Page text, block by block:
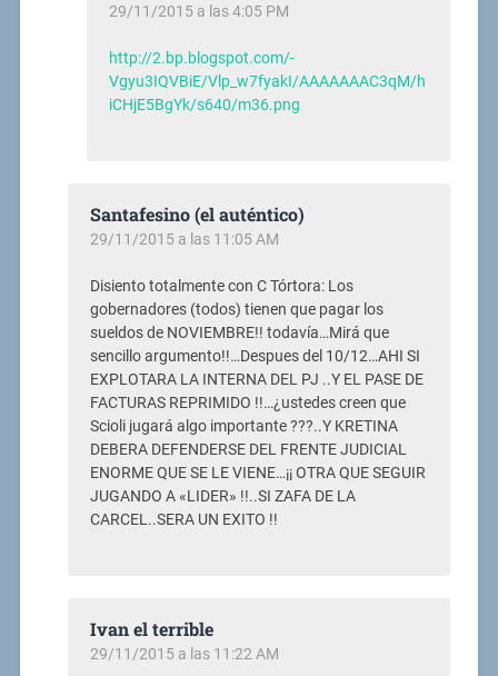
29/11/2015 a las 4:05 PM
http://2.bp.blogspot.com/-
Vgyu3IQVBiE/Vlp_w7fyakI/AAAAAAAC3qM/h
iCHjE5BgYk/s640/m36.png
Santafesino (el auténtico)
29/11/2015 a las 11:05 AM
Disiento totalmente con C Tórtora: Los
gobernadores (todos) tienen que pagar los
sueldos de NOVIEMBRE!! todavía…Mirá que
sencillo argumento!!…Despues del 10/12…AHI SI
EXPLOTARA LA INTERNA DEL PJ ..Y EL PASE DE
FACTURAS REPRIMIDO !!…¿ustedes creen que
Scioli jugará algo importante ???..Y KRETINA
DEBERA DEFENDERSE DEL FRENTE JUDICIAL
ENORME QUE SE LE VIENE…¡¡ OTRA QUE SEGUIR
JUGANDO A «LIDER» !!..SI ZAFA DE LA
CARCEL..SERA UN EXITO !!
Ivan el terrible
29/11/2015 a las 11:22 AM